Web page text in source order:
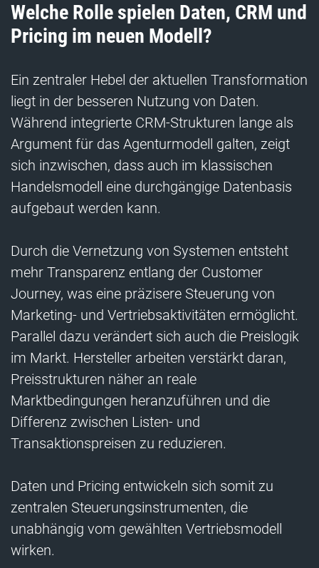
Welche Rolle spielen Daten, CRM und
Pricing im neuen Modell?
Ein zentraler Hebel der aktuellen Transformation
liegt in der besseren Nutzung von Daten.
Während integrierte CRM-Strukturen lange als
Argument für das Agenturmodell galten, zeigt
sich inzwischen, dass auch im klassischen
Handelsmodell eine durchgängige Datenbasis
aufgebaut werden kann.
Durch die Vernetzung von Systemen entsteht
mehr Transparenz entlang der Customer
Journey, was eine präzisere Steuerung von
Marketing- und Vertriebsaktivitäten ermöglicht.
Parallel dazu verändert sich auch die Preislogik
im Markt. Hersteller arbeiten verstärkt daran,
Preisstrukturen näher an reale
Marktbedingungen heranzuführen und die
Differenz zwischen Listen- und
Transaktionspreisen zu reduzieren.
Daten und Pricing entwickeln sich somit zu
zentralen Steuerungsinstrumenten, die
unabhängig vom gewählten Vertriebsmodell
wirken.